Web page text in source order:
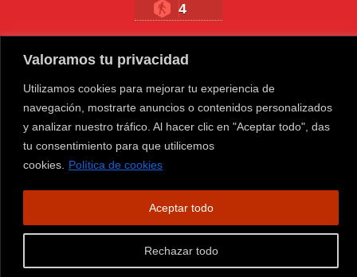
Valoramos tu privacidad
Utilizamos cookies para mejorar tu experiencia de
navegación, mostrarte anuncios o contenidos personalizados
y analizar nuestro tráfico. Al hacer clic en "Aceptar todo", das
tu consentimiento para que utilicemos
cookies.
Política de cookies
Rechazar todo
Aceptar todo
4
Todo sobre gaming| Todos los derechos reservados (2026) |
Cookies
Sobre Nosotros